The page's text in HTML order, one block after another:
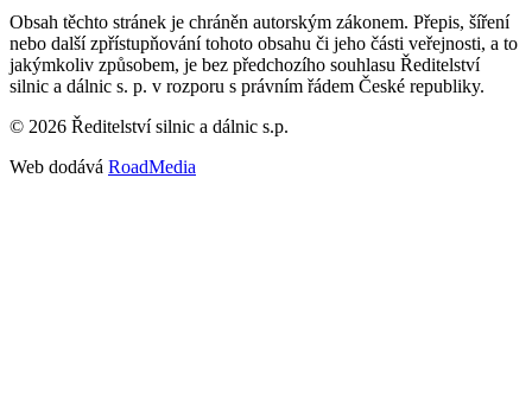
Obsah těchto stránek je chráněn autorským zákonem. Přepis, šíření
nebo další zpřístupňování tohoto obsahu či jeho části veřejnosti, a to
jakýmkoliv způsobem, je bez předchozího souhlasu Ředitelství
silnic a dálnic s. p. v rozporu s právním řádem České republiky.
© 2026 Ředitelství silnic a dálnic s.p.
Web dodává RoadMedia